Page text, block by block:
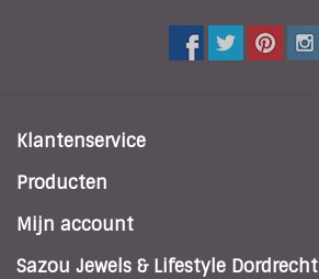
Klantenservice
Producten
Mijn account
Sazou Jewels & Lifestyle Dordrecht